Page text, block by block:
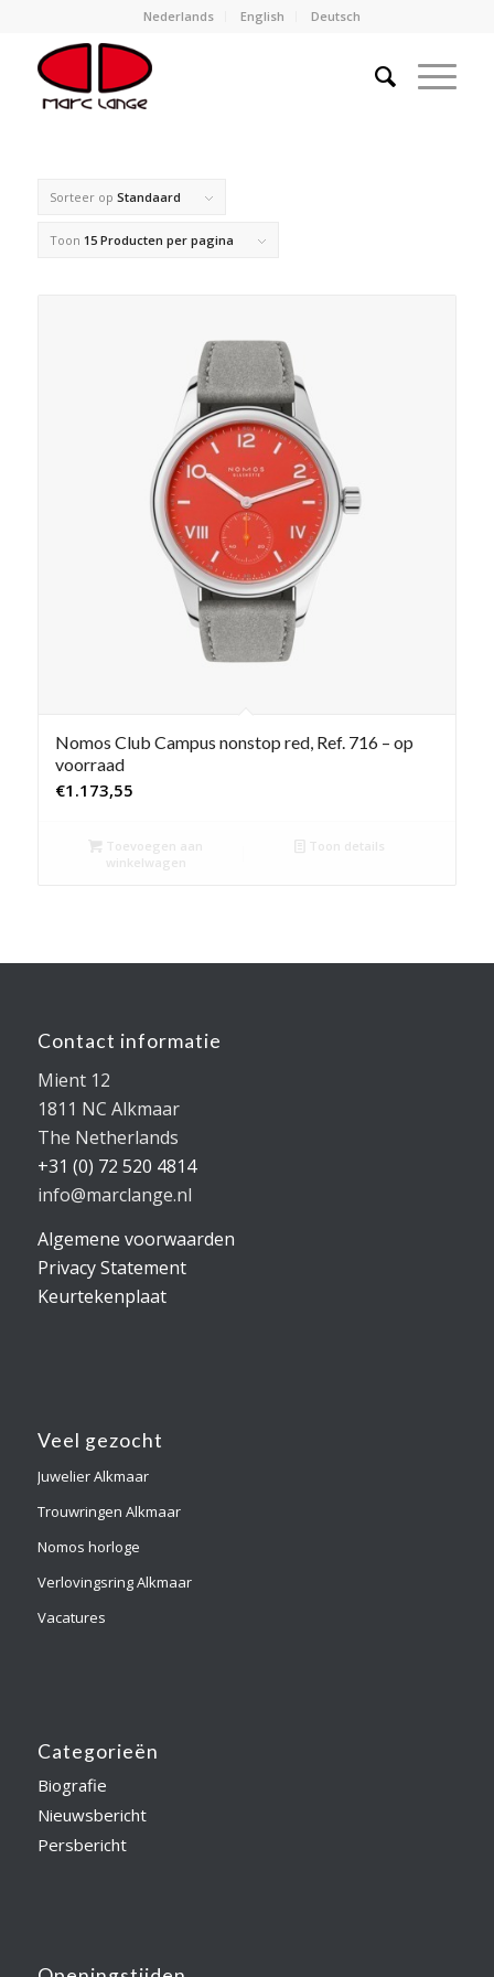
Nederlands English Deutsch
Sorteer op Standaard
Toon 15 Producten per pagina
Nomos Club Campus nonstop red, Ref. 716 – op
voorraad
€1.173,55
Toevoegen aan
winkelwagen
Toon details
Contact informatie
Mient 12
1811 NC Alkmaar
The Netherlands
+31 (0) 72 520 4814
info@marclange.nl
Algemene voorwaarden
Privacy Statement
Keurtekenplaat
Veel gezocht
Juwelier Alkmaar
Trouwringen Alkmaar
Nomos horloge
Verlovingsring Alkmaar
Vacatures
Categorieën
Biografie
Nieuwsbericht
Persbericht